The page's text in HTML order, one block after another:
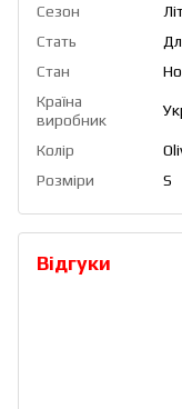
Сезон
Стать
Стан
Країна
виробник
Колір
Розміри
S
Відгуки